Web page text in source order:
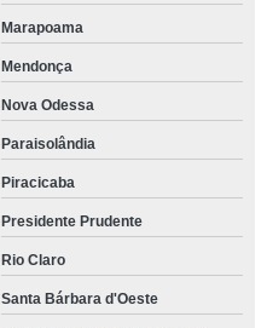
Marapoama
Mendonça
Nova Odessa
Paraisolândia
Piracicaba
Presidente Prudente
Rio Claro
Santa Bárbara d'Oeste